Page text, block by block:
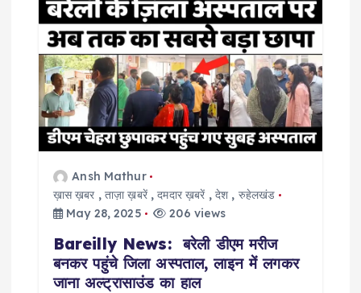
g
a
t
Ansh Mathur
ख़ास ख़बर ,ताज़ा ख़बरें,दमदार ख़बरें , देश , रुहेलखंड
May 28, 2025
206 views
Bareilly News: बरेली डीएम मरीज
बनकर पहुंचे जिला अस्पताल, लाइन में लगकर
जाना अल्ट्रासाउंड का हाल